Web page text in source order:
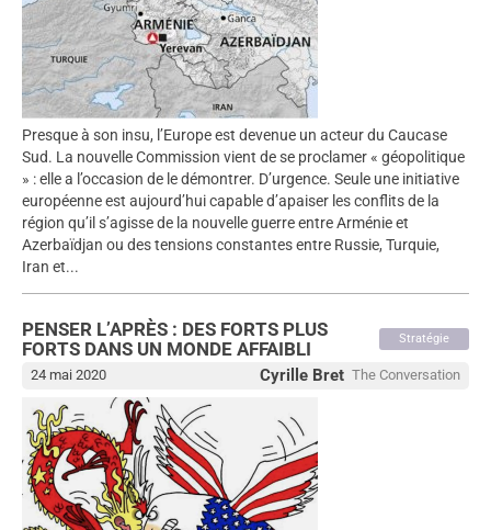
Presque à son insu, l’Europe est devenue un acteur du Caucase
Sud. La nouvelle Commission vient de se proclamer « géopolitique
» : elle a l’occasion de le démontrer. D’urgence. Seule une initiative
européenne est aujourd’hui capable d’apaiser les conflits de la
région qu’il s’agisse de la nouvelle guerre entre Arménie et
Azerbaïdjan ou des tensions constantes entre Russie, Turquie,
Iran et...
Stratégie
PENSER L’APRÈS : DES FORTS PLUS
FORTS DANS UN MONDE AFFAIBLI
Cyrille Bret The Conversation
24 mai 2020